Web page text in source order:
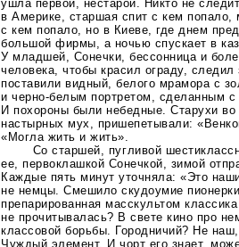
ушла первой, нестарой. Никто не
в Америке, старшая спит с кем попало,
с кем попало, но в Киеве, где днем
большой фирмы, а ночью спускает в
У младшей, Сонечки, бессонница и
человека, чтобы красил ограду,
поставили видный, белого мрамора с
ичерно-белым портретом, сделанным с
И похороны были небедные. Старухи во
настырных мух, пришепетывали:
«Могла жить и жить».
Со старшей, пугливой
ее, первоклашкой Сонечкой, зимой
Каждые пять минут уточняла: «Это
не немцы. Смешило скудоумие
препарированная масскультом
не прочитывалась? В свете кино про
классовой борьбы. Городничий? Не
Чуждый элемент. И чорт его знает,